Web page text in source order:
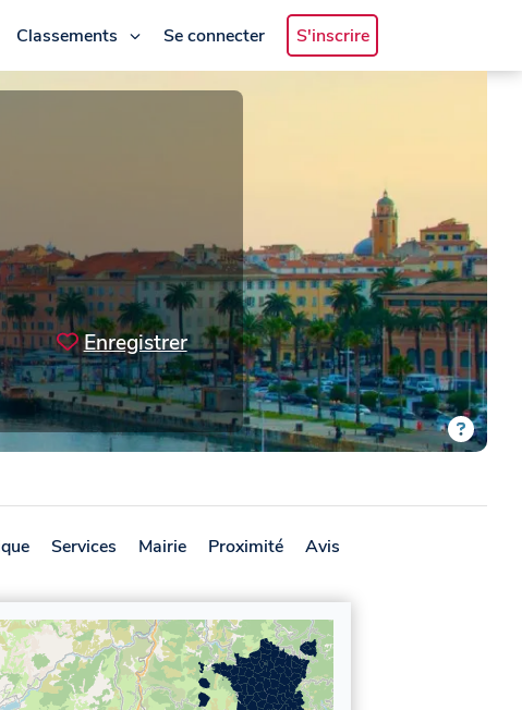
Classements Se connecter S'inscrire
Enregistrer
Services Mairie Proximité Avis